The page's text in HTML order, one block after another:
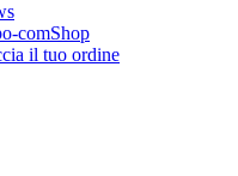
Shop
il tuo ordine